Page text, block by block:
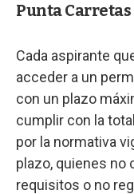
Punta
Cada aspirante
acceder a un
con un plazo
cumplir con la
por la normativa
plazo, quienes no
requisitos o no